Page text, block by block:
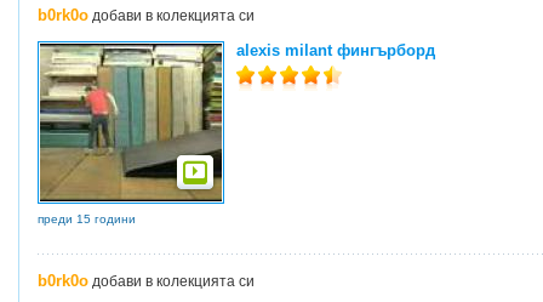
b0rk0o добави в колекцията си
alexis milant фингърборд
преди 15 години
b0rk0o добави в колекцията си